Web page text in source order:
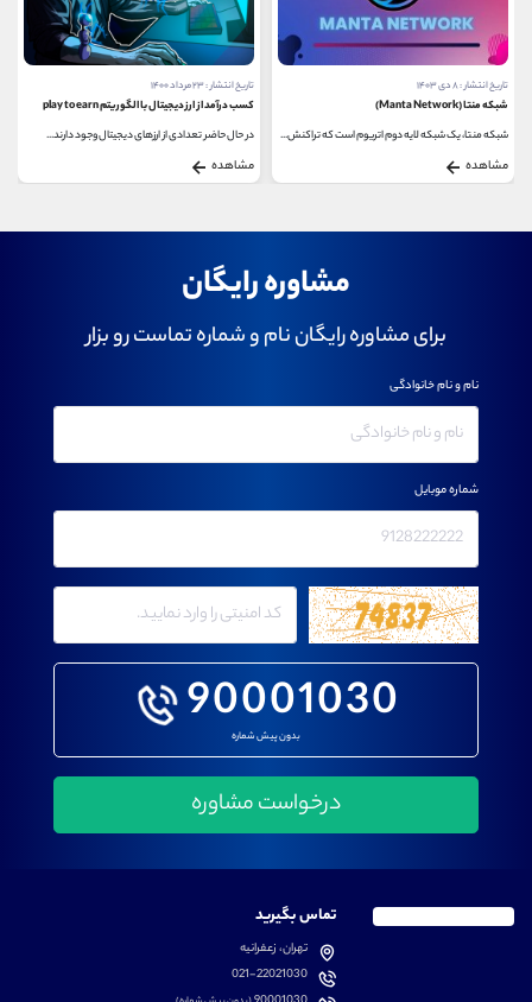
تاریخ انتشار : ۸ دی ۱۴۰۳
شبکه منتا (Manta Network)
شبکه منتا، یک شبکه لایه دوم اتریوم است که تراکنش...
مشاهده
تاریخ انتشار : ۲۳ مرداد ۱۴۰۰
کسب درآمد از ارز دیجیتال با الگوریتم play to earn
در حال حاضر تعدادی از ارزهای دیجیتال وجود دارند...
مشاهده
مشاوره رایگان
برای مشاوره رایگان نام و شماره تماست رو بزار
90001030
بدون پیش شماره
نام و نام خانوادگی
شماره موبایل
تماس بگیرید
تهران، زعفرانیه
021-22021030